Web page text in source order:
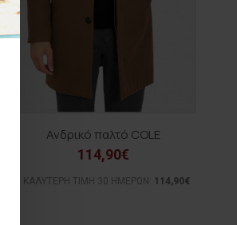
Ανδρικό παλτό COLE
114,90€
ΚΑΛΥΤΕΡΗ ΤΙΜΗ 30 ΗΜΕΡΩΝ: 114,90€